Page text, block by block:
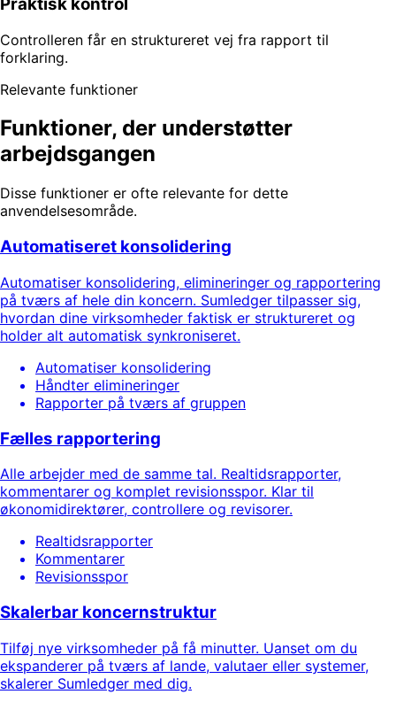
Controlleren får en struktureret vej fra rapport til
forklaring.
Relevante funktioner
Funktioner, der understøtter
arbejdsgangen
Disse funktioner er ofte relevante for dette
anvendelsesområde.
Automatiseret konsolidering
Automatiser konsolidering, elimineringer og rapportering
på tværs af hele din koncern. Sumledger tilpasser sig,
hvordan dine virksomheder faktisk er struktureret og
holder alt automatisk synkroniseret.
Automatiser konsolidering
Håndter elimineringer
Rapporter på tværs af gruppen
Fælles rapportering
Alle arbejder med de samme tal. Realtidsrapporter,
kommentarer og komplet revisionsspor. Klar til
økonomidirektører, controllere og revisorer.
Realtidsrapporter
Kommentarer
Revisionsspor
Skalerbar koncernstruktur
Tilføj nye virksomheder på få minutter. Uanset om du
ekspanderer på tværs af lande, valutaer eller systemer,
skalerer Sumledger med dig.